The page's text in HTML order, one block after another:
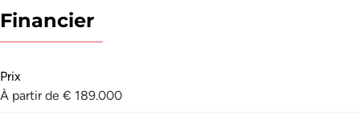
Financier
Prix
À partir de € 189.000